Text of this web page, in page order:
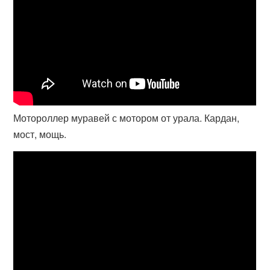
Мотороллер муравей с мотором от урала. Кардан,
мост, мощь.